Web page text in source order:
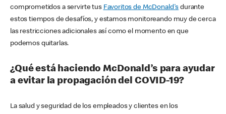
comprometidos a servirte tus Favoritos de McDonald's durante
estos tiempos de desafíos, y estamos monitoreando muy de cerca
las restricciones adicionales así como el momento en que
podemos quitarlas.
¿Qué está haciendo McDonald’s para ayudar
a evitar la propagación del COVID-19?
La salud y seguridad de los empleados y clientes en los